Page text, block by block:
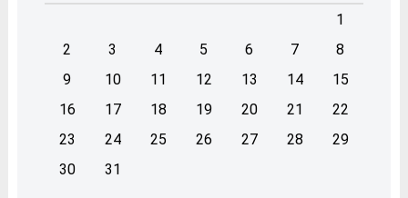
1
2
3 4 5 6 7
8
9
10 11 12 13 14
15
16
17 18 19 20 21
22
23
24 25 26 27 28
29
30
31